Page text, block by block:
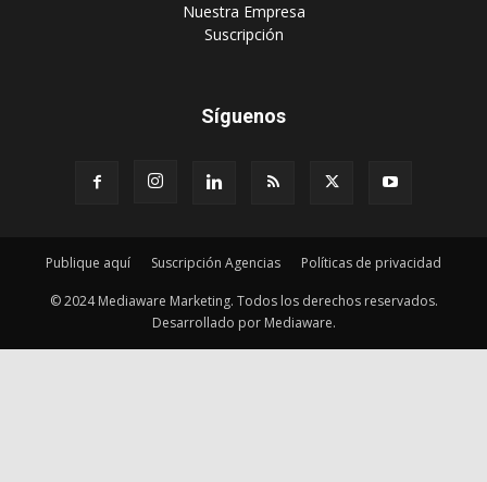
‎Nuestra Empresa
‎Suscripción
Síguenos
Publique aquí Suscripción Agencias Políticas de privacidad
© 2024 Mediaware Marketing. Todos los derechos reservados.
Desarrollado por Mediaware.